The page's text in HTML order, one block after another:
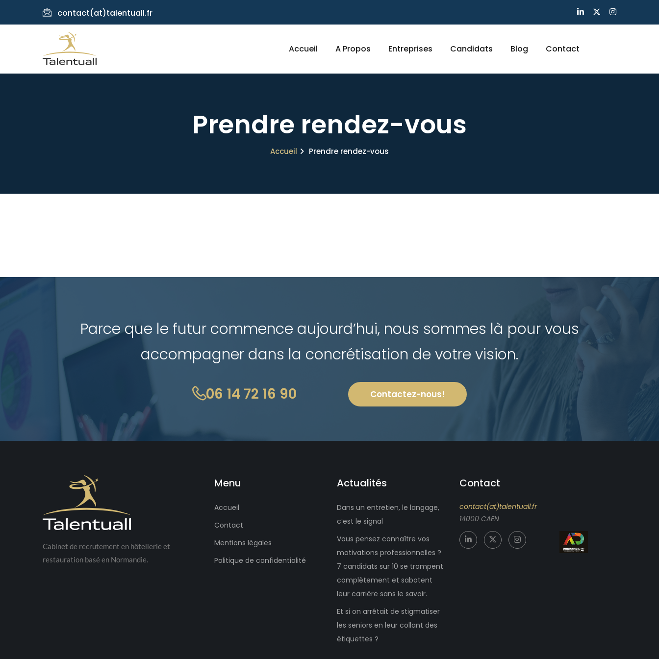
contact(at)talentuall.fr
Accueil A Propos Entreprises Candidats Blog Contact
Prendre rendez-vous
Accueil Prendre rendez-vous
Parce que le futur commence aujourd’hui, nous sommes là pour vous
accompagner dans la concrétisation de votre vision.
06 14 72 16 90 Contactez-nous!
Cabinet de recrutement en hôtellerie et
restauration basé en Normandie.
Menu
Accueil
Contact
Mentions légales
Politique de confidentialité
Actualités
Dans un entretien, le langage,
c’est le signal
Vous pensez connaître vos
motivations professionnelles ?
7 candidats sur 10 se trompent
complètement et sabotent
leur carrière sans le savoir.
Et si on arrêtait de stigmatiser
les seniors en leur collant des
étiquettes ?
Contact
contact(at)talentuall.fr
14000 CAEN